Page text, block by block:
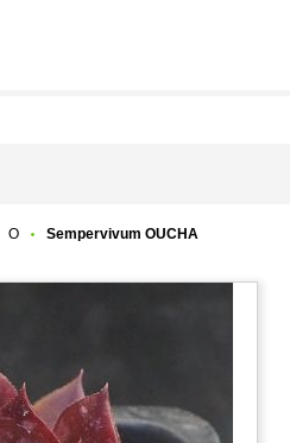
O Sempervivum OUCHA